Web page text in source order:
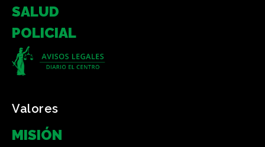
SALUD
POLICIAL
Valores
MISIÓN